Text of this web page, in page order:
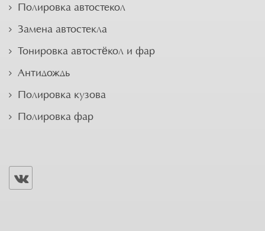
Полировка автостекол
Замена автостекла
Тонировка автостёкол и фар
Антидождь
Полировка кузова
Полировка фар